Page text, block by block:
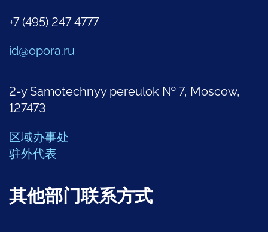
+7 (495) 247 4777
id@opora.ru
2-y Samotechnyy pereulok № 7, Moscow,
127473
区域办事处
驻外代表
其他部门联系方式